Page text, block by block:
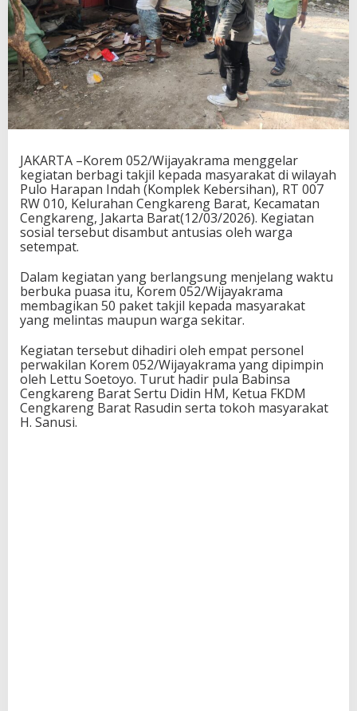
JAKARTA –Korem 052/Wijayakrama menggelar
kegiatan berbagi takjil kepada masyarakat di wilayah
Pulo Harapan Indah (Komplek Kebersihan), RT 007
RW 010, Kelurahan Cengkareng Barat, Kecamatan
Cengkareng, Jakarta Barat(12/03/2026). Kegiatan
sosial tersebut disambut antusias oleh warga
setempat.
Dalam kegiatan yang berlangsung menjelang waktu
berbuka puasa itu, Korem 052/Wijayakrama
membagikan 50 paket takjil kepada masyarakat
yang melintas maupun warga sekitar.
Kegiatan tersebut dihadiri oleh empat personel
perwakilan Korem 052/Wijayakrama yang dipimpin
oleh Lettu Soetoyo. Turut hadir pula Babinsa
Cengkareng Barat Sertu Didin HM, Ketua FKDM
Cengkareng Barat Rasudin serta tokoh masyarakat
H. Sanusi.